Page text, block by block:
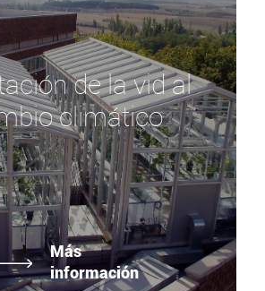
de la vid al
climático
Más
información